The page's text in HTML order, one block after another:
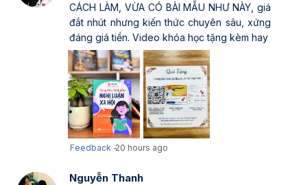
CÁCH LÀM, VỪA CÓ BÀI MẪU NHƯ NÀY, giá
đắt nhút nhưng kiến thức chuyên sâu, xứng
đáng giá tiền. Video khóa học tặng kèm hay
Feedback -20 hours ago
Nguyễn Thanh